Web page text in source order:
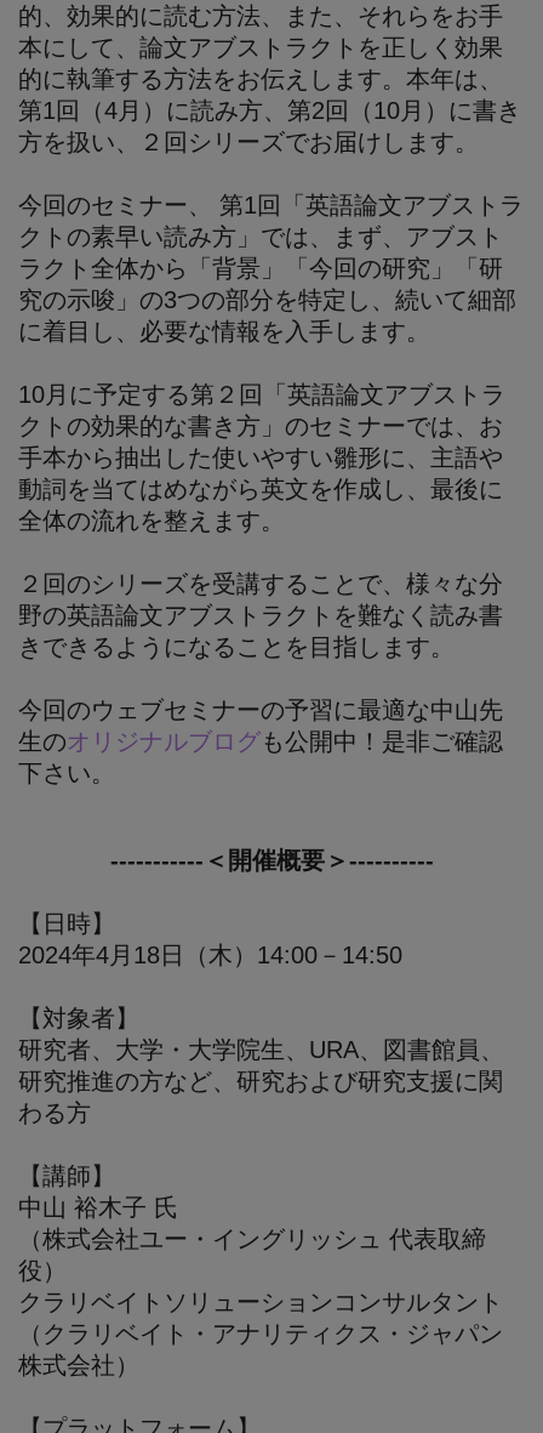
的、効果的に読む方法、また、それらをお手
本にして、論文アブストラクトを正しく効果
的に執筆する方法をお伝えします。本年は、
第1回（4月）に読み方、第2回（10月）に書き
方を扱い、２回シリーズでお届けします。
今回のセミナー、 第1回「英語論文アブストラ
クトの素早い読み方」では、まず、アブスト
ラクト全体から「背景」「今回の研究」「研
究の示唆」の3つの部分を特定し、続いて細部
に着目し、必要な情報を入手します。
10月に予定する第２回「英語論文アブストラ
クトの効果的な書き方」のセミナーでは、お
手本から抽出した使いやすい雛形に、主語や
動詞を当てはめながら英文を作成し、最後に
全体の流れを整えます。
２回のシリーズを受講することで、様々な分
野の英語論文アブストラクトを難なく読み書
きできるようになることを目指します。
今回のウェブセミナーの予習に最適な中山先
生のオリジナルブログも公開中！是非ご確認
下さい。
-----------＜開催概要＞----------
【日時】
2024年4月18日（木）14:00－14:50
【対象者】
研究者、大学・大学院生、URA、図書館員、
研究推進の方など、研究および研究支援に関
わる方
【講師】
中山 裕木子 氏
（株式会社ユー・イングリッシュ 代表取締
役）
クラリベイトソリューションコンサルタント
（クラリベイト・アナリティクス・ジャパン
株式会社）